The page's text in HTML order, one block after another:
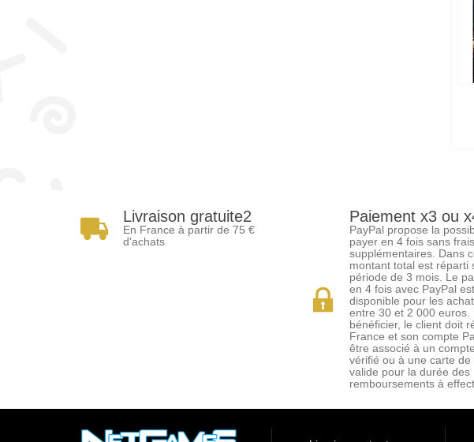
Livraison gratuite2
En France à partir de 75 €
d'achats
Paiement x3 ou
PayPal propose la
payer en 4 fois sans frais
supplémentaires. Dans
montant total est réparti
période de 3 mois. Le
en 4 fois avec PayPal est
disponible pour les
entre 30 et 2 000 euros.
bénéficier, le client doit
France et son compte
être associé à un
vérifié ou à une carte de
valide pour la durée des
remboursements à